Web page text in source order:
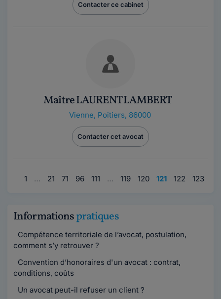
Contacter ce cabinet
Maître LAURENT LAMBERT
Vienne, Poitiers, 86000
Contacter cet avocat
1 … 21 71 96 111 … 119 120 121 122 123
Informationspratiques
Compétence territoriale de l’avocat, postulation,
comment s’y retrouver ?
Convention d’honoraires d'un avocat : contrat,
conditions, coûts
Un avocat peut-il refuser un client ?